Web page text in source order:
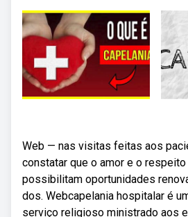
Web — nas visitas feitas aos
constatar que o amor e o
possibilitam oportunidades
dos. Webcapelania hospitalar é
serviço religioso ministrado aos